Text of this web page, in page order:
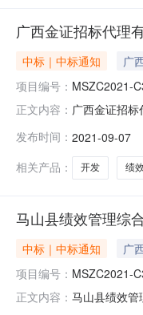
广西金证招标代理
中标｜中标通知 广
项目编号： MSZC2021-
正文内容： 广西金证招
软件开发服
发布时间： 2021-09-07
相关产品：
开发 绩
马山县绩效管理综
中标｜中标通知 广
项目编号： MSZC2021-
正文内容： 马山县绩效